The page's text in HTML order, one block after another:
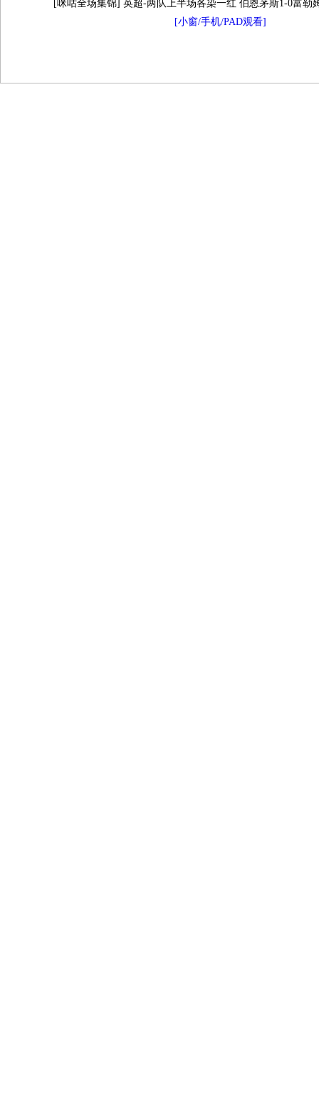
[咪咕全场集锦] 英超-两队上半场各染一红 伯恩茅斯1-0富勒
[小窗/手机/PAD观看]